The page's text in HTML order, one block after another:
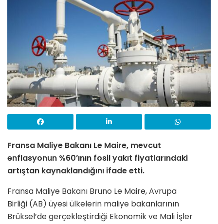
Fransa Maliye Bakanı Le Maire, mevcut
enflasyonun %60’ının fosil yakıt fiyatlarındaki
artıştan kaynaklandığını ifade etti.
Fransa Maliye Bakanı Bruno Le Maire, Avrupa
Birliği (AB) üyesi ülkelerin maliye bakanlarının
Brüksel’de gerçekleştirdiği Ekonomik ve Mali İşler